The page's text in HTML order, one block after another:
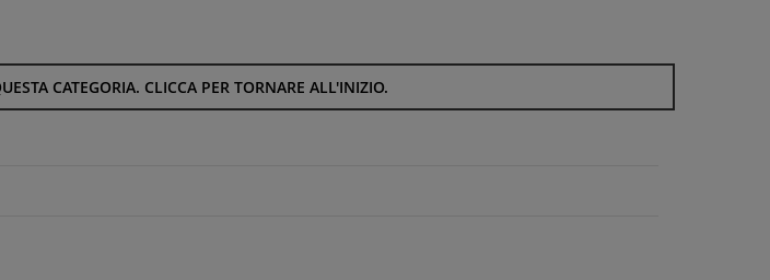
CATEGORIA. CLICCA PER TORNARE ALL'INIZIO.